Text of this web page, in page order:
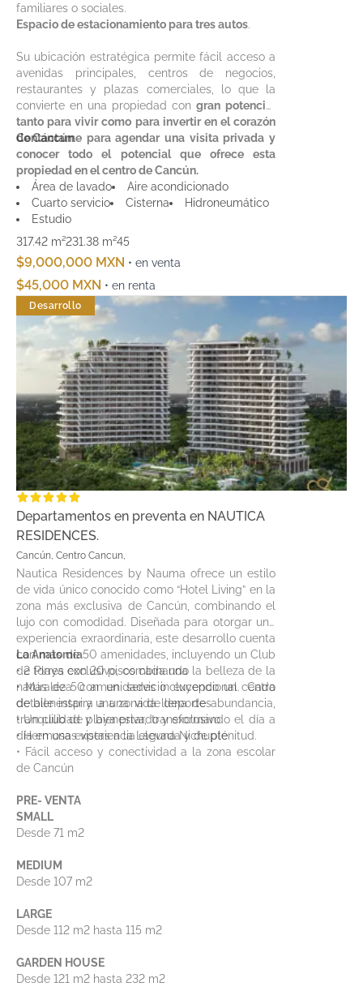
familiares o sociales.
Espacio de estacionamiento para tres autos.
Su ubicación estratégica permite fácil acceso a
avenidas principales, centros de negocios,
restaurantes y plazas comerciales, lo que la
convierte en una propiedad con gran potencial
tanto para vivir como para invertir en el corazón
de Cancún.
Contáctame para agendar una visita privada y
conocer todo el potencial que ofrece esta
propiedad en el centro de Cancún.
Área de lavado
Aire acondicionado
Cuarto servicio
Cisterna
Hidroneumático
Estudio
317.42 m²231.38 m²45
$9,000,000 MXN • en venta
$45,000 MXN • en renta
Desarrollo
Departamentos en preventa en NAUTICA
RESIDENCES.
Cancún, Centro Cancun,
Nautica Residences by Nauma ofrece un estilo
de vida único conocido como “Hotel Living” en la
zona más exclusiva de Cancún, combinando el
lujo con comodidad. Diseñada para otorgar una
experiencia exraordinaria, este desarrollo cuenta
con más de 50 amenidades, incluyendo un Club
de Playa exclusivo, combinando la belleza de la
naturaleza con un servicio excepcional. Cada
detalle inspira a una vida llena de abundancia,
tranquilidad y bienestar, transformando el día a
día en una experiencia elevada y de plenitud.
La Anatomía
• 2 torres con 20 pisos cada una
• Más de 50 amenidades incluyendo un centro
de bienestar y una zona de deportes
• Un club de playa privado y exclusivo
• Hermosas vistas a la Laguna Nichupté
• Fácil acceso y conectividad a la zona escolar
de Cancún
PRE- VENTA
SMALL
Desde 71 m2
MEDIUM
Desde 107 m2
LARGE
Desde 112 m2 hasta 115 m2
GARDEN HOUSE
Desde 121 m2 hasta 232 m2